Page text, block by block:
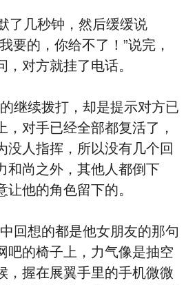
几秒钟，然后缓缓说
要的，你给不了！”说完，
对方就挂了电话。
续拨打，却是提示对方已
，对手已经全部都复活了，
没人指挥，所以没有几个回
和尚之外，其他人都倒下
他的角色留下的。
想的都是他女朋友的那句
吧的椅子上，力气像是抽空
，握在展翼手里的手机微微